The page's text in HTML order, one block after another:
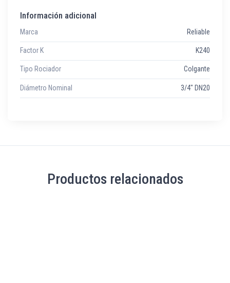
Información adicional
Marca Reliable
Factor K K240
Tipo Rociador Colgante
Diámetro Nominal 3/4" DN20
Productos relacionados